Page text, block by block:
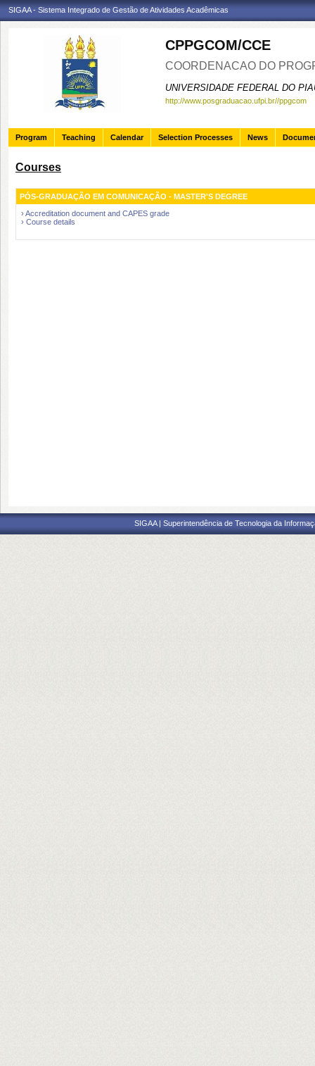
SIGAA - Sistema Integrado de Gestão de Atividades Acadêmicas
CPPGCOM/CCE
COORDENACAO DO
UNIVERSIDADE FEDERAL DO
http://www.posgraduacao.ufpi.br//ppgcom
Program Teaching Calendar Selection Processes News
Courses
PÓS-GRADUAÇÃO EM COMUNICAÇÃO - MASTER'S DEGREE
› Accreditation document and CAPES grade
› Course details
SIGAA | Superintendência de Tecnologia da